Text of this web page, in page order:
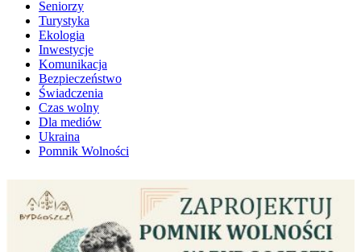
Seniorzy
Turystyka
Ekologia
Inwestycje
Komunikacja
Bezpieczeństwo
Świadczenia
Czas wolny
Dla mediów
Ukraina
Pomnik Wolności